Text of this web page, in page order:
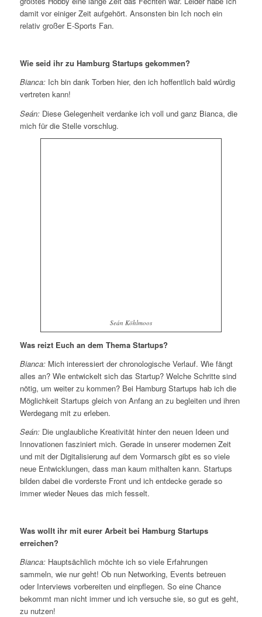
damit vor einiger Zeit aufgehört. Ansonsten bin Ich noch ein
relativ großer E-Sports Fan.
Wie seid ihr zu Hamburg Startups gekommen?
Bianca:Ich bin dank Torben hier, den ich hoffentlich bald würdig
vertreten kann!
Seán:Diese Gelegenheit verdanke ich voll und ganz Bianca, die
mich für die Stelle vorschlug.
Seán Köhlmoos
Was reizt Euch an dem Thema Startups?
Bianca:Mich interessiert der chronologische Verlauf. Wie fängt
alles an? Wie entwickelt sich das Startup? Welche Schritte sind
nötig, um weiter zu kommen? Bei Hamburg Startups hab ich die
Möglichkeit Startups gleich von Anfang an zu begleiten und ihren
Werdegang mit zu erleben.
Seán:Die unglaubliche Kreativität hinter den neuen Ideen und
Innovationen fasziniert mich. Gerade in unserer modernen Zeit
und mit der Digitalisierung auf dem Vormarsch gibt es so viele
neue Entwicklungen, dass man kaum mithalten kann. Startups
bilden dabei die vorderste Front und ich entdecke gerade so
immer wieder Neues das mich fesselt.
Was wollt ihr mit eurer Arbeit bei Hamburg Startups
erreichen?
Bianca:Hauptsächlich möchte ich so viele Erfahrungen
sammeln, wie nur geht! Ob nun Networking, Events betreuen
oder Interviews vorbereiten und einpflegen. So eine Chance
bekommt man nicht immer und ich versuche sie, so gut es geht,
zu nutzen!